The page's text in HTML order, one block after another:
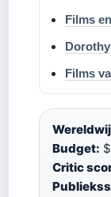
Films
Films
Budget:
Critic